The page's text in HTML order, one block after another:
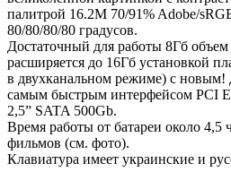
палитрой 16.2M 70/91% Adobe/
80/80/80/80 градусов.
Достаточный для работы 8Гб объем
расширяется до 16Гб установкой
в двухканальном режиме) с новым!
самым быстрым интерфейсом PCI
2,5” SATA 500Gb.
Время работы от батареи около 4,5
фильмов (см. фото).
Клавиатура имеет украинские и